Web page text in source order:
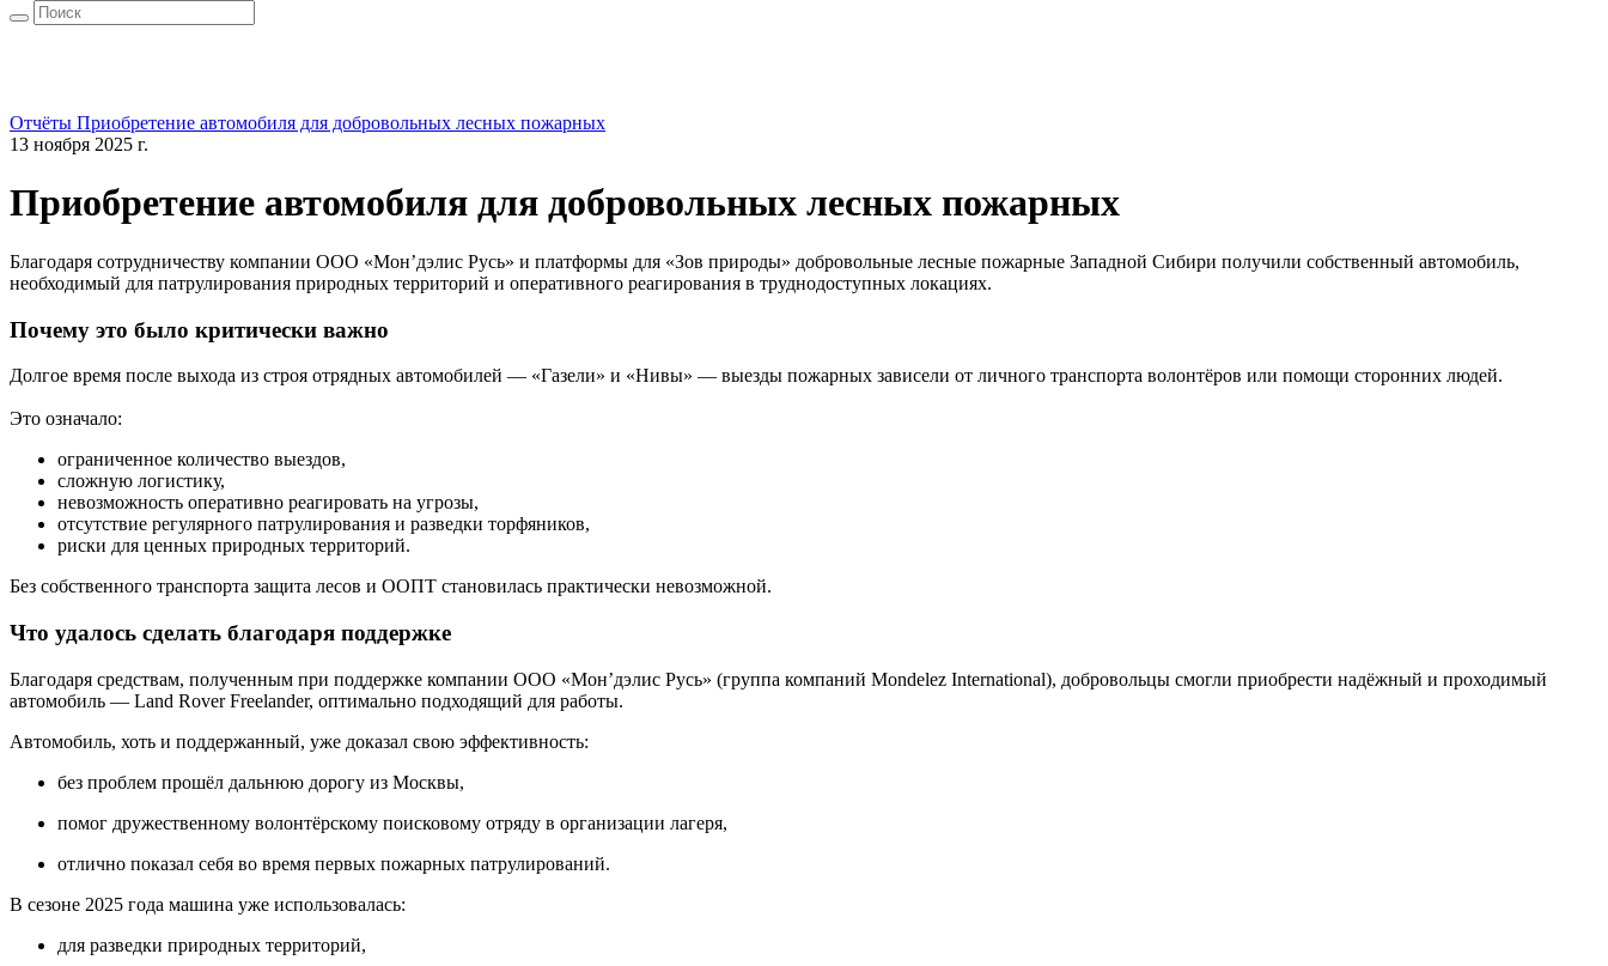
Отчёты Приобретение автомобиля для добровольных лесных пожарных
13 ноября 2025 г.
Приобретение автомобиля для добровольных лесных пожарных
Благодаря сотрудничеству компании ООО «Мон’дэлис Русь» и платформы для «Зов природы» добровольные лесные пожарные Западной Сибири получили собственный автомобиль,
необходимый для патрулирования природных территорий и оперативного реагирования в труднодоступных локациях.
Почему это было критически важно
Долгое время после выхода из строя отрядных автомобилей — «Газели» и «Нивы» — выезды пожарных зависели от личного транспорта волонтёров или помощи сторонних людей.
Это означало:
ограниченное количество выездов,
сложную логистику,
невозможность оперативно реагировать на угрозы,
отсутствие регулярного патрулирования и разведки торфяников,
риски для ценных природных территорий.
Без собственного транспорта защита лесов и ООПТ становилась практически невозможной.
Что удалось сделать благодаря поддержке
Благодаря средствам, полученным при поддержке компании ООО «Мон’дэлис Русь» (группа компаний Mondelez International), добровольцы смогли приобрести надёжный и проходимый
автомобиль — Land Rover Freelander, оптимально подходящий для работы.
Автомобиль, хоть и поддержанный, уже доказал свою эффективность:
без проблем прошёл дальнюю дорогу из Москвы,
помог дружественному волонтёрскому поисковому отряду в организации лагеря,
отлично показал себя во время первых пожарных патрулирований.
В сезоне 2025 года машина уже использовалась:
для разведки природных территорий,